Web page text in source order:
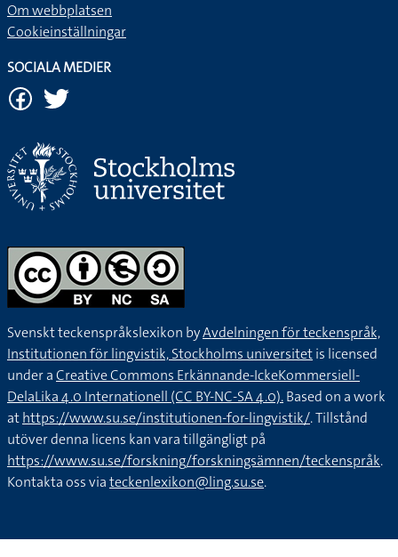
Om webbplatsen
Cookieinställningar
SOCIALA MEDIER
Svenskt teckenspråkslexikon byAvdelningen för teckenspråk,
Institutionen för lingvistik, Stockholms universitetis licensed
under aCreative Commons Erkännande-IckeKommersiell-
DelaLika 4.0 Internationell (CC BY-NC-SA 4.0).Based on a work
athttps://www.su.se/institutionen-for-lingvistik/. Tillstånd
utöver denna licens kan vara tillgängligt på
https://www.su.se/forskning/forskningsämnen/teckenspråk.
Kontakta oss viateckenlexikon@ling.su.se.